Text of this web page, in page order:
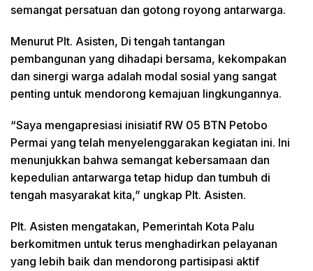
semangat persatuan dan gotong royong antarwarga.
Menurut Plt. Asisten, Di tengah tantangan
pembangunan yang dihadapi bersama, kekompakan
dan sinergi warga adalah modal sosial yang sangat
penting untuk mendorong kemajuan lingkungannya.
“Saya mengapresiasi inisiatif RW 05 BTN Petobo
Permai yang telah menyelenggarakan kegiatan ini. Ini
menunjukkan bahwa semangat kebersamaan dan
kepedulian antarwarga tetap hidup dan tumbuh di
tengah masyarakat kita,” ungkap Plt. Asisten.
Plt. Asisten mengatakan, Pemerintah Kota Palu
berkomitmen untuk terus menghadirkan pelayanan
yang lebih baik dan mendorong partisipasi aktif